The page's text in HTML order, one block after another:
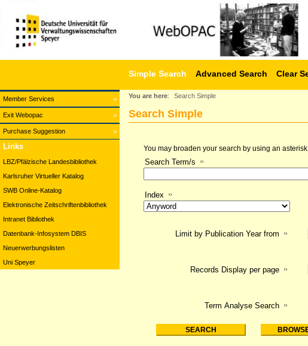
Member Services
Exit Webopac
Purchase Suggestion
Simple Search Advanced Search Clear
Links
LBZ/Pfälzische Landesbibliothek
Karlsruher Virtueller Katalog
SWB Online-Katalog
Elektronische Zeitschriftenbibliothek
Intranet Bibliothek
Datenbank-Infosystem DBIS
Neuerwerbungslisten
Uni Speyer
You are here: Search Simple
Search Simple
You may broaden your search by using an
Search Term/s
Index
Term Analyse Search
Limit by Publication Year from
Records Display per page